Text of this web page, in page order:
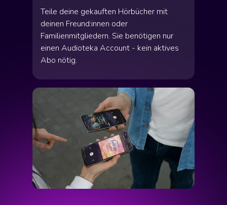
Teile deine gekauften Hörbücher mit
deinen Freund:innen oder
Familienmitgliedern. Sie benötigen nur
einen Audioteka Account - kein aktives
Abo nötig.